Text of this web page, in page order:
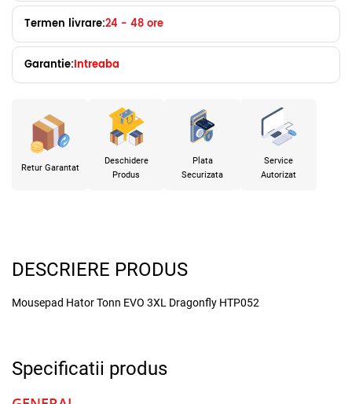
Termen livrare:24 - 48 ore
Garantie:Intreaba
Retur Garantat
Deschidere
Produs
Plata
Securizata
Service
Autorizat
DESCRIERE PRODUS
Mousepad Hator Tonn EVO 3XL Dragonfly HTP052
Specificatii produs